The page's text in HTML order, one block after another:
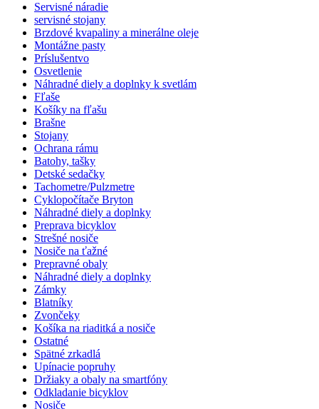
Servisné náradie
servisné stojany
Brzdové kvapaliny a minerálne oleje
Montážne pasty
Príslušentvo
Osvetlenie
Náhradné diely a doplnky k svetlám
Fľaše
Košíky na fľašu
Brašne
Stojany
Ochrana rámu
Batohy, tašky
Detské sedačky
Tachometre/Pulzmetre
Cyklopočítače Bryton
Náhradné diely a doplnky
Preprava bicyklov
Strešné nosiče
Nosiče na ťažné
Prepravné obaly
Náhradné diely a doplnky
Zámky
Blatníky
Zvončeky
Košíka na riaditká a nosiče
Ostatné
Spätné zrkadlá
Upínacie popruhy
Držiaky a obaly na smartfóny
Odkladanie bicyklov
Nosiče